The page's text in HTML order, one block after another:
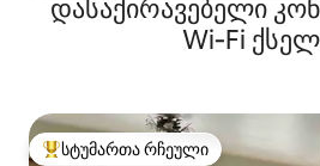
დასაქირავებელი
Wi‑Fi
სტუმართა რჩეული მოწინავე
სტუმართა რჩეული